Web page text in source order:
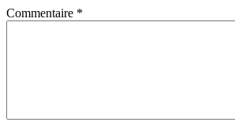
Commentaire *